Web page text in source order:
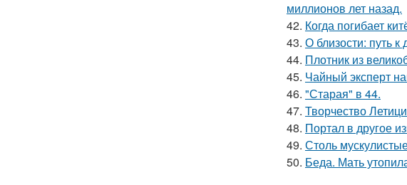
миллионов лет назад.
42. Когда погибает
43. О близости: путь к
44. Плотник из
45. Чайный эксперт
46. "Старая" в 44.
47. Творчество
48. Портал в другое
49. Столь
50. Беда. Мать